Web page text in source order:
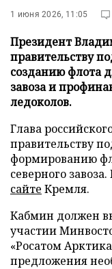
1 июня 2026, 11:05
Президент
правительству
созданию флота
завоза и
ледоколов.
Глава
правительству
формированию
северного
сайте Кремля.
Кабмин должен
участии
«Росатом
предложения